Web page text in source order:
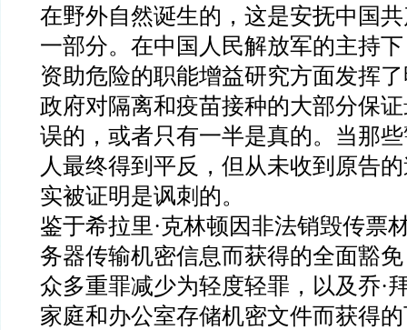
在野外自然诞生的，这是安抚中国
一部分。在中国人民解放军的主持
资助危险的职能增益研究方面发挥
政府对隔离和疫苗接种的大部分保
误的，或者只有一半是真的。当那
人最终得到平反，但从未收到原告
实被证明是讽刺的。
鉴于希拉里·克林顿因非法销毁传票
务器传输机密信息而获得的全面豁
众多重罪减少为轻度轻罪，以及乔·
家庭和办公室存储机密文件而获得